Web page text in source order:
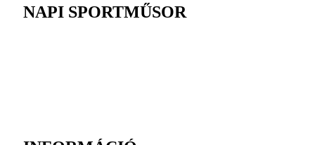
NAPI SPORTMŰSOR